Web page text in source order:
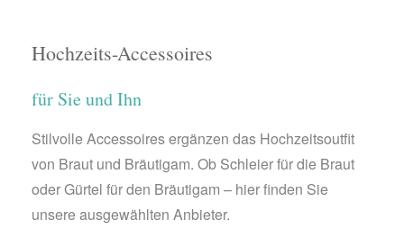
Hochzeits-Accessoires
für Sie und Ihn
Stilvolle Accessoires ergänzen das Hochzeitsoutfit
von Braut und Bräutigam. Ob Schleier für die Braut
oder Gürtel für den Bräutigam – hier finden Sie
unsere ausgewählten Anbieter.